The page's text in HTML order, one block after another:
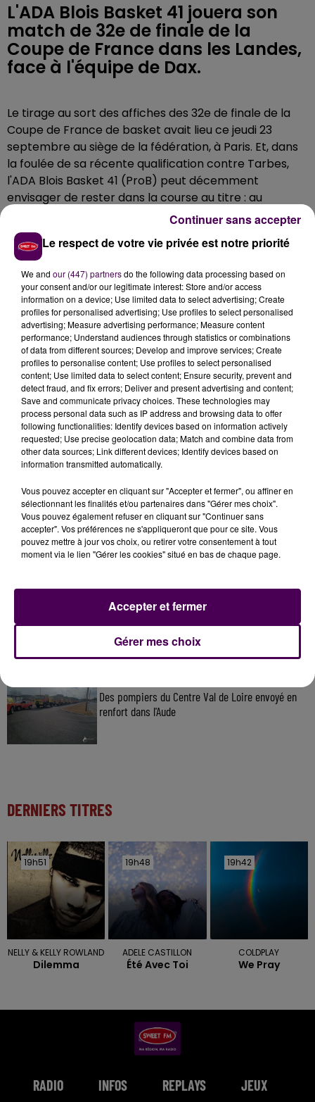
L'ADA Blois Basket 41 jouera son
match de 32e de finale de la
Coupe de France dans les Landes,
face à l'équipe de Dax.
Le tirage au sort des affiches des 32e de finale de la
Coupe de France de basket avait lieu ce jeudi 23
septembre au siège de la fédération, à Paris. Et, dans
la foulée de sa récente qualification contre Tarbes,
l'ADA Blois Basket 41 (ProB) peut décemment
envisager de rester dans la course au titre : au
prochain tour, c'est un -long- déplacement dans les
Landes,
sur le parquet de Dax-Gamarde, équipe de
Nationale 1, qui attend les hommes de Mickaël Hay. Le
match est programmé, sous réserve de modification,
le mercredi 20 octobre. Ce même jour, les voisins de
Tours (Pro B également), moins chanceux, verront se
dresser face à eux l'équipe de Pau-Lacq-Orthez qui
évolue dans l'élite.
À LA UNE
31 juillet 2026
Gagnez vos entrées à Terra Botanica !
11 juillet 2026
Inscrivez-vous au casting The Voice & The Voice
Kids !
Des pompiers du Centre Val de Loire envoyé en
renfort dans l'Aude
DERNIERS TITRES
19h51
19h51
NELLY & KELLY ROWLAND
Dilemma
19h48
19h48
ADELE CASTILLON
Été Avec Toi
19h42
19h42
COLDPLAY
We Pray
RADIO INFOS REPLAYS JEUX
Le respect de votre vie privée est notre priorité
We and our (447) partnersdo the following data processing based on
your consent and/or our legitimate interest: Store and/or access
information on a device; Use limited data to select advertising; Create
profiles for personalised advertising; Use profiles to select personalised
advertising; Measure advertising performance; Measure content
performance; Understand audiences through statistics or combinations
of data from different sources; Develop and improve services; Create
profiles to personalise content; Use profiles to select personalised
content; Use limited data to select content; Ensure security, prevent and
detect fraud, and fix errors; Deliver and present advertising and content;
Save and communicate privacy choices. These technologies may
process personal data such as IP address and browsing data to offer
following functionalities: Identify devices based on information actively
requested; Use precise geolocation data; Match and combine data from
other data sources; Link different devices; Identify devices based on
information transmitted automatically.
Vous pouvez accepter en cliquant sur "Accepter et fermer", ou affiner en
sélectionnant les finalités et/ou partenaires dans "Gérer mes choix".
Vous pouvez également refuser en cliquant sur "Continuer sans
accepter". Vos préférences ne s'appliqueront que pour ce site. Vous
pouvez mettre à jour vos choix, ou retirer votre consentement à tout
moment via le lien "Gérer les cookies" situé en bas de chaque page.
Gérer mes choix
Accepter et fermer
Continuer sans accepter